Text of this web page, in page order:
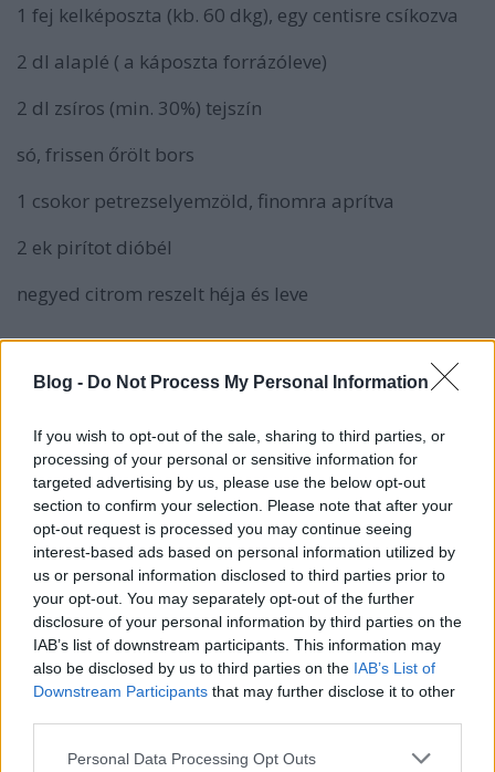
Blog - Do Not Process My Personal Information
If you wish to opt-out of the sale, sharing to third parties, or
processing of your personal or sensitive information for
targeted advertising by us, please use the below opt-out
section to confirm your selection. Please note that after your
opt-out request is processed you may continue seeing
interest-based ads based on personal information utilized by
us or personal information disclosed to third parties prior to
your opt-out. You may separately opt-out of the further
disclosure of your personal information by third parties on the
IAB’s list of downstream participants. This information may
also be disclosed by us to third parties on the IAB’s List of
Downstream Participants that may further disclose it to other
Please note that this website/app uses one or more Google
Personal Data Processing Opt Outs
1 fej kelképoszta (kb. 60 dkg), egy centisre csíkozva
2 dl alaplé ( a káposzta forrázóleve)
2 dl zsíros (min. 30%) tejszín
só, frissen őrölt bors
1 csokor petrezselyemzöld, finomra aprítva
2 ek pirítot dióbél
negyed citrom reszelt héja és leve
Egy nagyobb lábosban vizet forralok. Sózom fél tk
sóval, majd 4-5 percig főzöm benne a felcsíkozott
levéből félreteszek 2-3 deciliternyit. Az edényben
olajat hevítek, rászórom a hagymát, finoman sózom
és 4-5 perc alatt puhára dinsztelem. Ráreszslem a
fokhagymát, meghintem köménnyel és a curryvel,
pár másodpercig pirítom. Ráborítom a forrázott
káposztát, felöntöm az alaplével és a tejszínnel, 7-8
percig forralom. Sózom, borsozom, citrom héjával és
levével ízesítem. Dióval, petrezselyemmel
megszórom.